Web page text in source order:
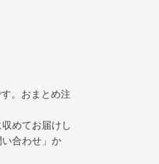
。おまとめ注
めてお届けし
合わせ」か